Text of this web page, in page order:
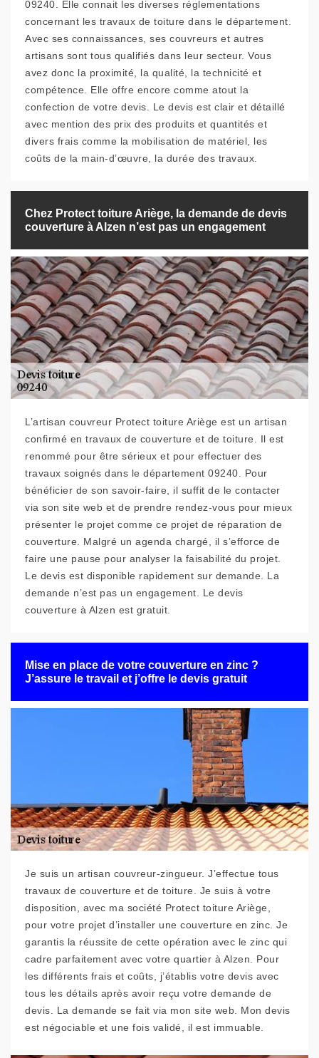
09240. Elle connait les diverses réglementations
concernant les travaux de toiture dans le département.
Avec ses connaissances, ses couvreurs et autres
artisans sont tous qualifiés dans leur secteur. Vous
avez donc la proximité, la qualité, la technicité et
compétence. Elle offre encore comme atout la
confection de votre devis. Le devis est clair et détaillé
avec mention des prix des produits et quantités et
divers frais comme la mobilisation de matériel, les
coûts de la main-d’œuvre, la durée des travaux.
Chez Protect toiture Ariège, la demande de devis
couverture à Alzen n’est pas un engagement
L’artisan couvreur Protect toiture Ariège est un artisan
confirmé en travaux de couverture et de toiture. Il est
renommé pour être sérieux et pour effectuer des
travaux soignés dans le département 09240. Pour
bénéficier de son savoir-faire, il suffit de le contacter
via son site web et de prendre rendez-vous pour mieux
présenter le projet comme ce projet de réparation de
couverture. Malgré un agenda chargé, il s’efforce de
faire une pause pour analyser la faisabilité du projet.
Le devis est disponible rapidement sur demande. La
demande n’est pas un engagement. Le devis
couverture à Alzen est gratuit.
Mise en place de votre couverture en zinc ?
J’assure le travail et j’offre le devis gratuit
Je suis un artisan couvreur-zingueur. J’effectue tous
travaux de couverture et de toiture. Je suis à votre
disposition, avec ma société Protect toiture Ariège,
pour votre projet d’installer une couverture en zinc. Je
garantis la réussite de cette opération avec le zinc qui
cadre parfaitement avec votre quartier à Alzen. Pour
les différents frais et coûts, j’établis votre devis avec
tous les détails après avoir reçu votre demande de
devis. La demande se fait via mon site web. Mon devis
est négociable et une fois validé, il est immuable.